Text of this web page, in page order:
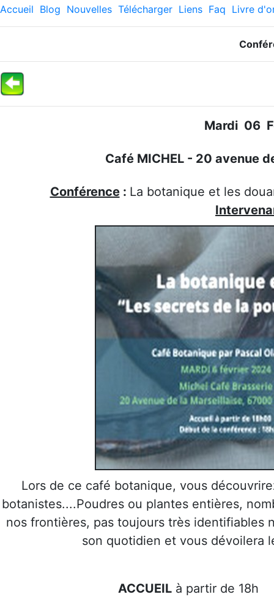
Accueil Blog Nouvelles Télécharger Liens Faq Livre
Mardi 06
Café MICHEL - 20 avenue
Conférence: La botanique et les
Lors de ce café botanique, vous
botanistes....Poudres ou plantes entières,
nos frontières, pas toujours très identifiables
son quotidien et vous dévoilera
ACCUEIL à partir de